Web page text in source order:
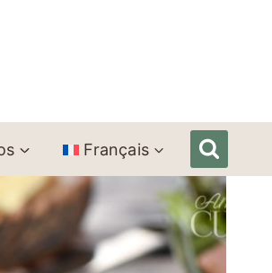
Français